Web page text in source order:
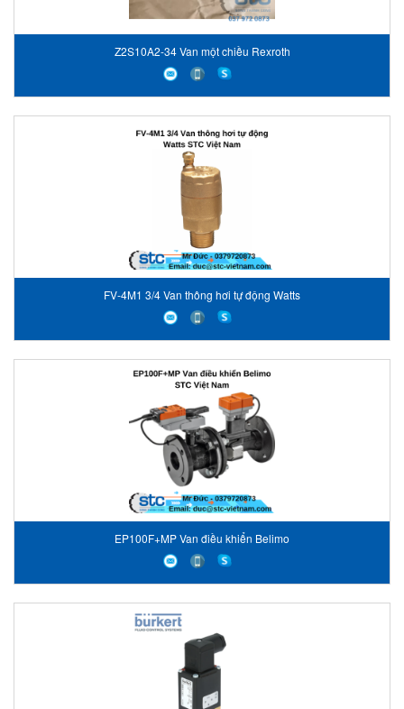
Z2S10A2-34 Van một chiều Rexroth
FV-4M1 3/4 Van thông hơi tự động Watts
EP100F+MP Van điều khiển Belimo